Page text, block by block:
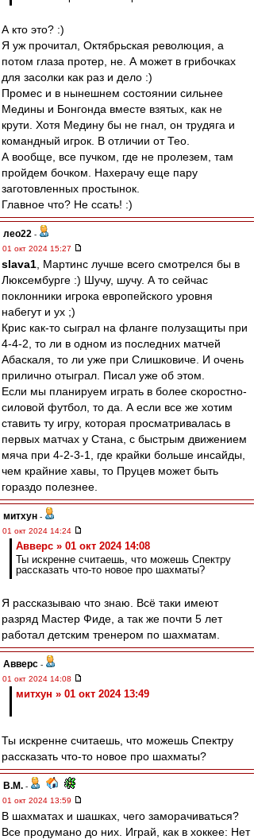
А кто это? :)
Я уж прочитал, Октябрьская революция, а
потом глаза протер, не. А может в грибочках
для засолки как раз и дело :)
Промес и в нынешнем состоянии сильнее
Медины и Бонгонда вместе взятых, как не
крути. Хотя Медину бы не гнал, он трудяга и
командный игрок. В отличии от Тео.
А вообще, все пучком, где не пролезем, там
пройдем бочком. Нахерачу еще пару
заготовленных простынок.
Главное что? Не ссать! :)
лео22 -
01 окт 2024 15:27
slava1 , Мартинс лучше всего смотрелся бы в
Люксембурге :) Шучу, шучу. А то сейчас
поклонники игрока европейского уровня
набегут и ух ;)
Крис как-то сыграл на фланге полузащиты при
4-4-2, то ли в одном из последних матчей
Абаскаля, то ли уже при Слишковиче. И очень
прилично отыграл. Писал уже об этом.
Если мы планируем играть в более скоростно-
силовой футбол, то да. А если все же хотим
ставить ту игру, которая просматривалась в
первых матчах у Стана, с быстрым движением
мяча при 4-2-3-1, где крайки больше инсайды,
чем крайние хавы, то Пруцев может быть
гораздо полезнее.
митхун -
01 окт 2024 14:24
Авверс » 01 окт 2024 14:08
Ты искренне считаешь, что можешь Спектру
рассказать что-то новое про шахматы?
Я рассказываю что знаю. Всё таки имеют
разряд Мастер Фиде, а так же почти 5 лет
работал детским тренером по шахматам.
Авверс -
01 окт 2024 14:08
митхун » 01 окт 2024 13:49
Ты искренне считаешь, что можешь Спектру
рассказать что-то новое про шахматы?
В.М. -
01 окт 2024 13:59
В шахматах и шашках, чего заморачиваться?
Все продумано до них. Играй, как в хоккее: Нет